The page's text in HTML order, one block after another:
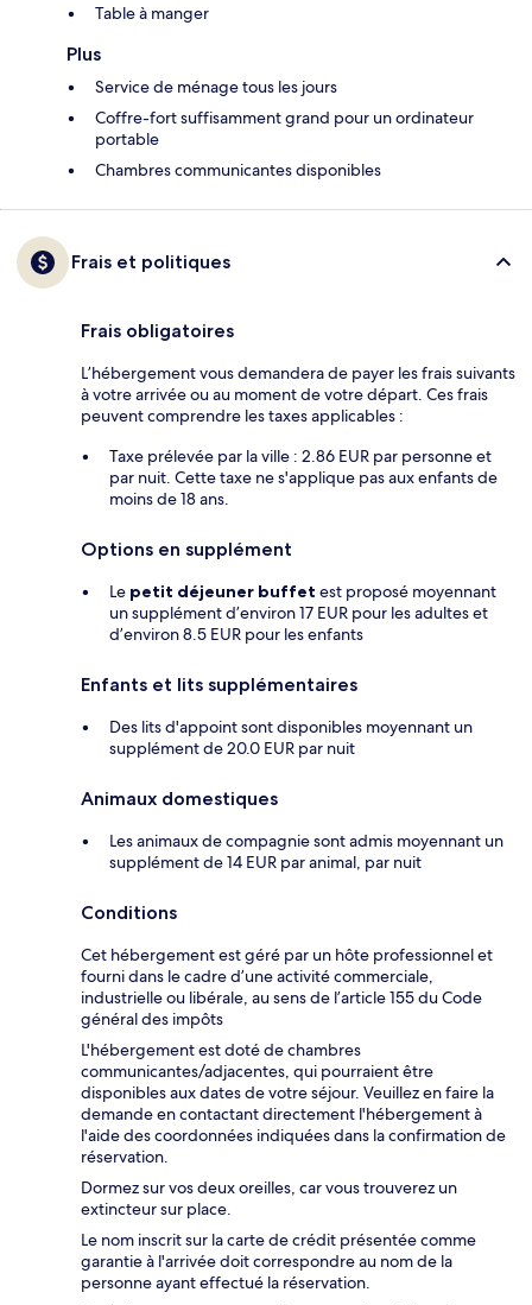
Table à manger
Plus
Service de ménage tous les jours
Coffre-fort suffisamment grand pour un ordinateur
portable
Chambres communicantes disponibles
Frais et politiques
Frais obligatoires
L’hébergement vous demandera de payer les frais suivants
à votre arrivée ou au moment de votre départ. Ces frais
peuvent comprendre les taxes applicables :
Taxe prélevée par la ville : 2.86 EUR par personne et
par nuit. Cette taxe ne s'applique pas aux enfants de
moins de 18 ans.
Options en supplément
Le petit déjeuner buffet est proposé moyennant
un supplément d’environ 17 EUR pour les adultes et
d’environ 8.5 EUR pour les enfants
Enfants et lits supplémentaires
Des lits d'appoint sont disponibles moyennant un
supplément de 20.0 EUR par nuit
Animaux domestiques
Les animaux de compagnie sont admis moyennant un
supplément de 14 EUR par animal, par nuit
Conditions
Cet hébergement est géré par un hôte professionnel et
fourni dans le cadre d’une activité commerciale,
industrielle ou libérale, au sens de l’article 155 du Code
général des impôts
L'hébergement est doté de chambres
communicantes/adjacentes, qui pourraient être
disponibles aux dates de votre séjour. Veuillez en faire la
demande en contactant directement l'hébergement à
l'aide des coordonnées indiquées dans la confirmation de
réservation.
Dormez sur vos deux oreilles, car vous trouverez un
extincteur sur place.
Le nom inscrit sur la carte de crédit présentée comme
garantie à l'arrivée doit correspondre au nom de la
personne ayant effectué la réservation.